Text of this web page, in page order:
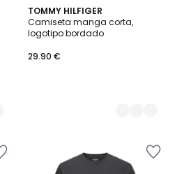
TOMMY HILFIGER
Camiseta manga corta,
logotipo bordado
29.90 €
2
Colores